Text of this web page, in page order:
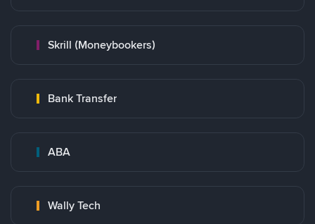
Skrill (Moneybookers)
Bank Transfer
ABA
Wally Tech